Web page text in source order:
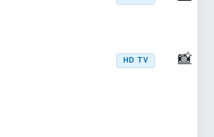
HD TV 📸